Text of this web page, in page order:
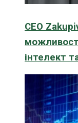
CEO
інтелект